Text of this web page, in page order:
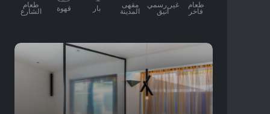
طعام
فاخر
غير رسمي
أنيق
مقهى
المدينة بار قهوة طعام
الشارع